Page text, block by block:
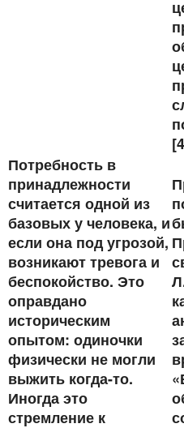
Потребность в
принадлежности
считается одной из
базовых у человека, и
если она под угрозой,
возникают тревога и
беспокойство. Это
оправдано
историческим
опытом: одиночки
физически не могли
выжить когда-то.
Иногда это
стремление к